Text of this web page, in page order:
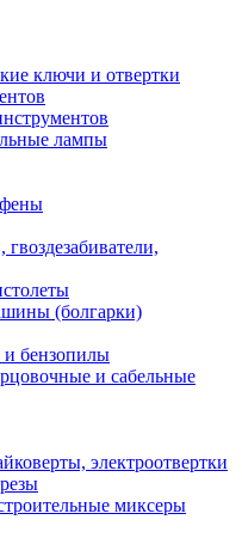
ключи и отвертки
лампы
гвоздезабиватели,
(болгарки)
бензопилы
и сабельные
электроотвертки
миксеры